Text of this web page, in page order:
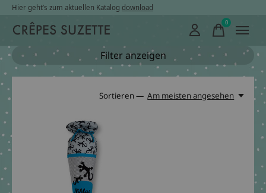
Hier geht’s zum aktuellen Katalog download
0items
Filter anzeigen
Sortieren — Am meisten angesehen